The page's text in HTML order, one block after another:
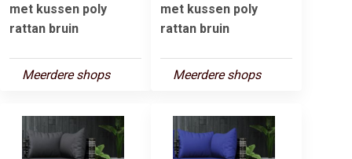
met kussen poly
rattan bruin
Meerdere shops
met kussen poly
rattan bruin
Meerdere shops